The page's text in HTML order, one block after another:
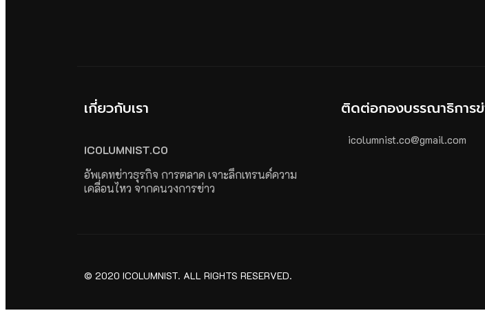
เกี่ยวกับเรา
ICOLUMNIST.CO
อัพเดทข่าวธุรกิจ การตลาด เจาะลึกเทรนด์ความ
เคลื่อนไหว จากคนวงการข่าว
ติดต่อกองบรรณาธิการ
icolumnist.co@gmail.com
© 2020 ICOLUMNIST. ALL RIGHTS RESERVED.